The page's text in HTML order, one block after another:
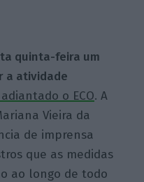
quinta-feira um
a atividade
o ECO. A
Vieira da
de imprensa
que as medidas
ao longo de todo